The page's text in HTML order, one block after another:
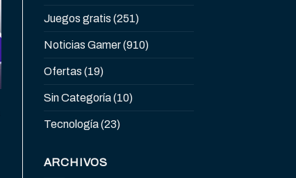
Juegos gratis (251)
Noticias Gamer(910)
Ofertas (19)
Sin Categoría(10)
Tecnología(23)
ARCHIVOS